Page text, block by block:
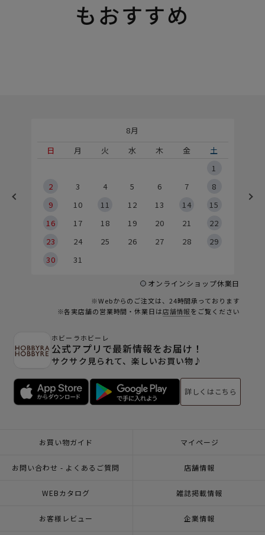
もおすすめ
8月
日
月 火 水 木 金
土
1
2
3 4 5 6 7
8
9
10 11 12 13 14
15
16
17 18 19 20 21
22
23
24 25 26 27 28
29
30
31
オンラインショップ休業日
※Webからのご注文は、24時間承っております
※各実店舗の営業時間・休業日は店舗情報をご覧ください
ホビーラホビーレ
公式アプリで最新情報をお届け！
サクサク見られて、楽しいお買い物♪
詳しくはこちら
お買い物ガイド マイページ
お問い合わせ - よくあるご質問 店舗情報
WEBカタログ 雑誌掲載情報
お客様レビュー 企業情報